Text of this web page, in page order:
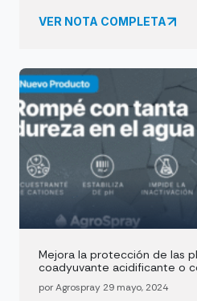
VER NOTA COMPLETA
Mejora la protección de las
coadyuvante acidificante o
por Agrospray 29 mayo, 2024